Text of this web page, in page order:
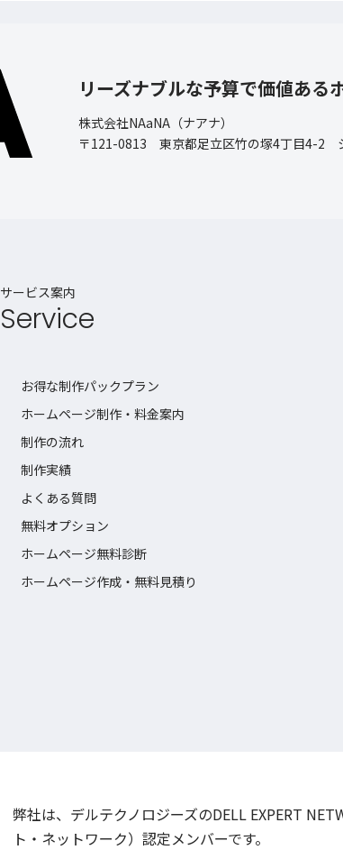
リーズナブルな予算で価値ある
株式会社NAaNA（ナアナ）
〒121-0813 東京都足立区竹の塚4丁目4-2
サービス案内
Service
お得な制作パックプラン
ホームページ制作・料金案内
制作の流れ
制作実績
よくある質問
無料オプション
ホームページ無料診断
ホームページ作成・無料見積り
弊社は、デルテクノロジーズのDELL EXPERT
ト・ネットワーク）認定メンバーです。